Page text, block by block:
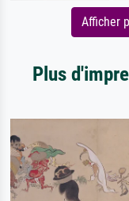
Afficher
Plus